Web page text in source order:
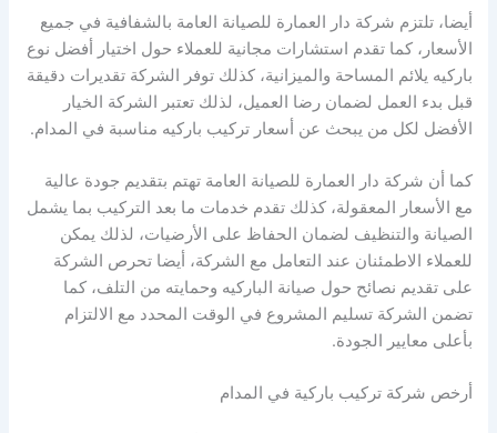
أيضا، تلتزم شركة دار العمارة للصيانة العامة بالشفافية في جميع
الأسعار، كما تقدم استشارات مجانية للعملاء حول اختيار أفضل نوع
باركيه يلائم المساحة والميزانية، كذلك توفر الشركة تقديرات دقيقة
قبل بدء العمل لضمان رضا العميل، لذلك تعتبر الشركة الخيار
الأفضل لكل من يبحث عن أسعار تركيب باركيه مناسبة في المدام.
كما أن شركة دار العمارة للصيانة العامة تهتم بتقديم جودة عالية
مع الأسعار المعقولة، كذلك تقدم خدمات ما بعد التركيب بما يشمل
الصيانة والتنظيف لضمان الحفاظ على الأرضيات، لذلك يمكن
للعملاء الاطمئنان عند التعامل مع الشركة، أيضا تحرص الشركة
على تقديم نصائح حول صيانة الباركيه وحمايته من التلف، كما
تضمن الشركة تسليم المشروع في الوقت المحدد مع الالتزام
بأعلى معايير الجودة.
أرخص شركة تركيب باركية في المدام